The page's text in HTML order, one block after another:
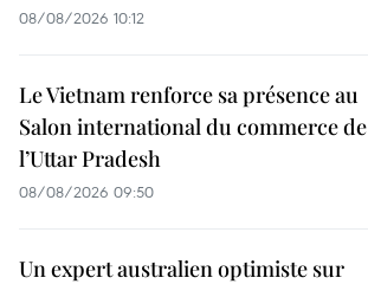
08/08/2026 10:12
Le Vietnam renforce sa présence au
Salon international du commerce de
l’Uttar Pradesh
08/08/2026 09:50
Un expert australien optimiste sur